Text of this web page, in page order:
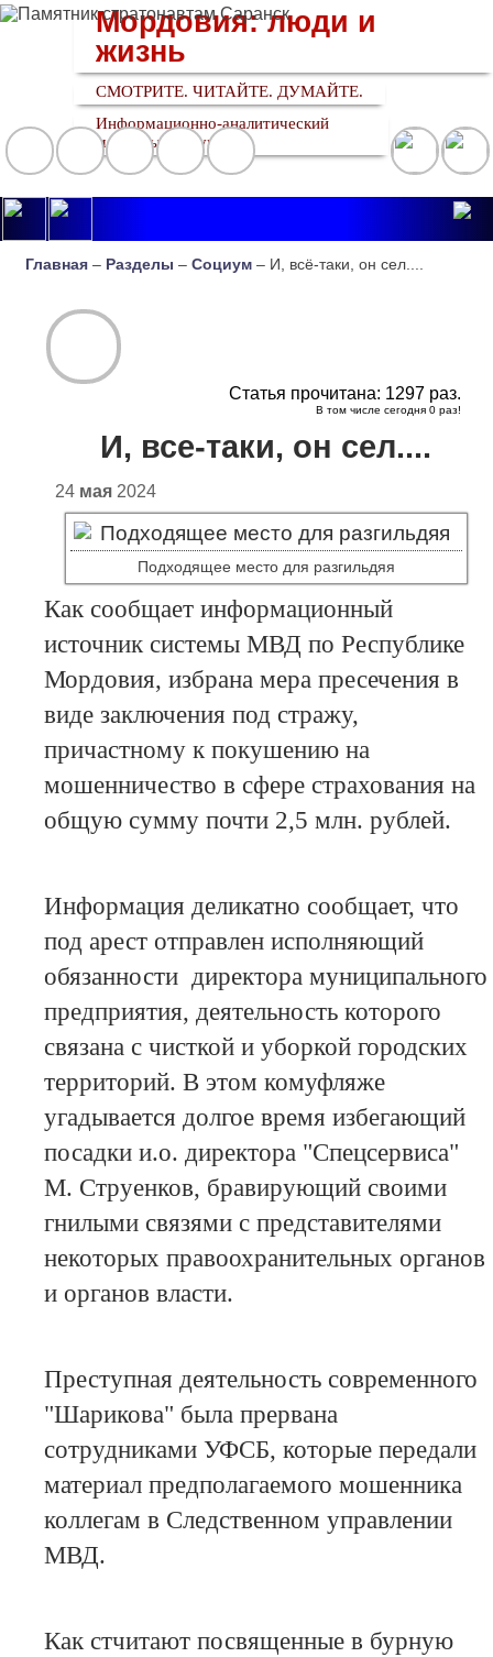
Мордовия: люди и
жизнь
СМОТРИТЕ. ЧИТАЙТЕ. ДУМАЙТЕ.
Информационно-аналитический
медийный ресурс
Главная – Разделы –Социум – И, всё-таки, он сел....
Статья прочитана: 1297раз.
В том числе сегодня 0раз!
И, все-таки, он сел....
24 мая2024
Подходящее место для разгильдяя
Как сообщает информационный
источник системы МВД по Республике
Мордовия, избрана мера пресечения в
виде заключения под стражу,
причастному к покушению на
мошенничество в сфере страхования на
общую сумму почти 2,5 млн. рублей.
Информация деликатно сообщает, что
под арест отправлен исполняющий
обязанности директора муниципального
предприятия, деятельность которого
связана с чисткой и уборкой городских
территорий. В этом комуфляже
угадывается долгое время избегающий
посадки и.о. директора "Спецсервиса"
М. Струенков, бравирующий своими
гнилыми связями с представителями
некоторых правоохранительных органов
и органов власти.
Преступная деятельность современного
"Шарикова" была прервана
сотрудниками УФСБ, которые передали
материал предполагаемого мошенника
коллегам в Следственном управлении
МВД.
Как стчитают посвященные в бурную